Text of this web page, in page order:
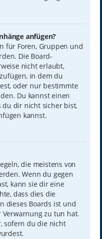
anfügen?
für Foren, Gruppen und
Die Board-
nicht erlaubt,
in dem du
oder nur bestimmte
Du kannst einen
dir nicht sicher bist,
kannst.
die meistens von
Wenn du gegen
kann sie dir eine
dass dies die
dieses Boards ist und
zu tun hat.
sofern du die nicht